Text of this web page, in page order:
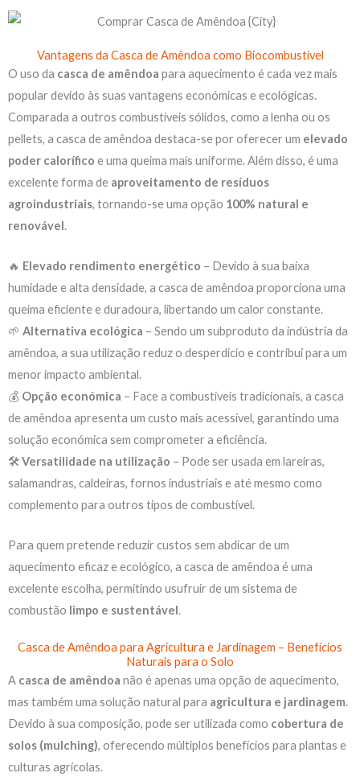
Vantagens da Casca de Amêndoa como Biocombustível
O uso da casca de amêndoa para aquecimento é cada vez mais
popular devido às suas vantagens económicas e ecológicas.
Comparada a outros combustíveis sólidos, como a lenha ou os
pellets, a casca de amêndoa destaca-se por oferecer um elevado
poder calorífico e uma queima mais uniforme. Além disso, é uma
excelente forma de aproveitamento de resíduos
agroindustriais, tornando-se uma opção 100% natural e
renovável.
🔥 Elevado rendimento energético – Devido à sua baixa
humidade e alta densidade, a casca de amêndoa proporciona uma
queima eficiente e duradoura, libertando um calor constante.
🌱 Alternativa ecológica – Sendo um subproduto da indústria da
amêndoa, a sua utilização reduz o desperdício e contribui para um
menor impacto ambiental.
💰 Opção económica – Face a combustíveis tradicionais, a casca
de amêndoa apresenta um custo mais acessível, garantindo uma
solução económica sem comprometer a eficiência.
🛠Versatilidade na utilização – Pode ser usada em lareiras,
salamandras, caldeiras, fornos industriais e até mesmo como
complemento para outros tipos de combustível.
Para quem pretende reduzir custos sem abdicar de um
aquecimento eficaz e ecológico, a casca de amêndoa é uma
excelente escolha, permitindo usufruir de um sistema de
combustão limpo e sustentável.
Casca de Amêndoa para Agricultura e Jardinagem – Benefícios
Naturais para o Solo
A casca de amêndoa não é apenas uma opção de aquecimento,
mas também uma solução natural para agricultura e jardinagem.
Devido à sua composição, pode ser utilizada como cobertura de
solos (mulching), oferecendo múltiplos benefícios para plantas e
culturas agrícolas.